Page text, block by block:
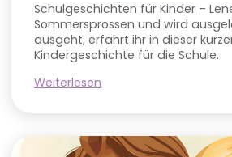
Schulgeschichten für Kinder –
Sommersprossen und wird
ausgeht, erfahrt ihr in dieser
Kindergeschichte für die Schule.
Weiterlesen